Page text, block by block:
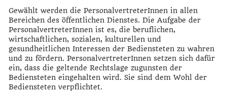
Gewählt werden die PersonalvertreterInnen in allen
Bereichen des öffentlichen Dienstes. Die Aufgabe der
PersonalvertreterInnen ist es, die beruflichen,
wirtschaftlichen, sozialen, kulturellen und
gesundheitlichen Interessen der Bediensteten zu wahren
und zu fördern. PersonalvertreterInnen setzen sich dafür
ein, dass die geltende Rechtslage zugunsten der
Bediensteten eingehalten wird. Sie sind dem Wohl der
Bediensteten verpflichtet.